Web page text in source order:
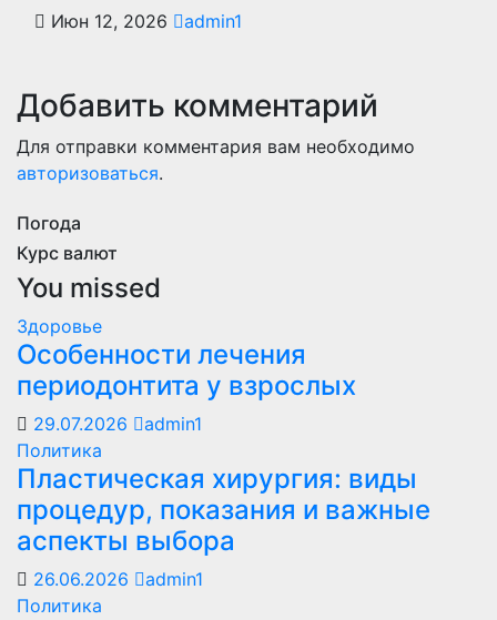
Июн 12, 2026 admin1
Добавить комментарий
Для отправки комментария вам необходимо
авторизоваться.
Погода
Курс валют
You missed
Здоровье
Особенности лечения
периодонтита у взрослых
29.07.2026
admin1
Политика
Пластическая хирургия: виды
процедур, показания и важные
аспекты выбора
26.06.2026
admin1
Политика